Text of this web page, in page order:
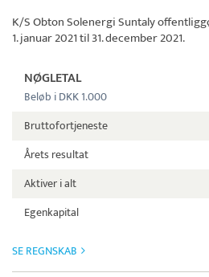
K/S Obton Solenergi Suntaly
1. januar 2021 til 31. december 2021.
NØGLETAL
Beløb i DKK 1.000
Bruttofortjeneste
Årets resultat
Aktiver i alt
Egenkapital
SE REGNSKAB